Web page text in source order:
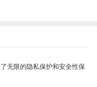
无限的隐私保护和安全性保